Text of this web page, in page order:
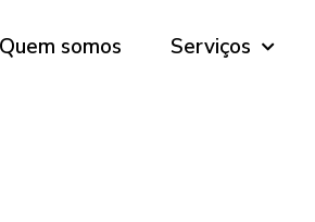
Quem somos Serviços